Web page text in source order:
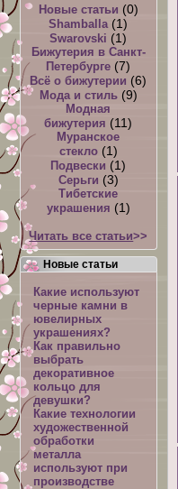
Новые статьи (0)
Shamballa (1)
Swarovski (1)
Бижутерия в Санкт-
Петербурге (7)
Всё о бижутерии (6)
Мода и стиль(9)
Модная
бижутерия (11)
Муранское
стекло(1)
Подвески (1)
Серьги (3)
Тибетские
украшения (1)
Читать все статьи>>
Новые статьи
Какие используют
черные камни в
ювелирных
украшениях?
Как правильно
выбрать
декоративное
кольцо для
девушки?
Какие технологии
художественной
обработки
металла
используют при
производстве